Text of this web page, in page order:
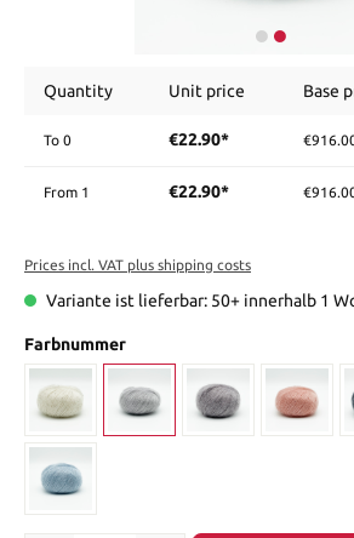
Quantity Unit price Base
To 0 €22.90*
From 1 €22.90*
Prices incl. VAT plus shipping costs
Variante ist lieferbar: 50+ innerhalb 1
Farbnummer